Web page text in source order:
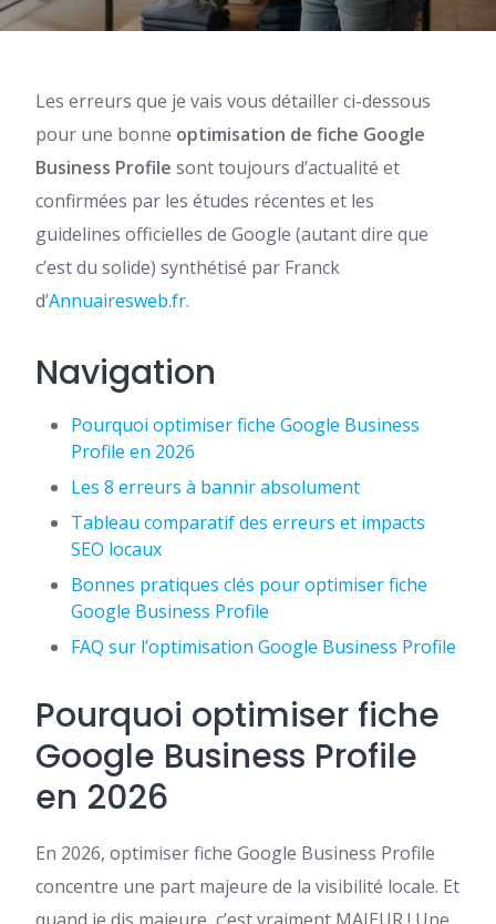
Les erreurs que je vais vous détailler ci-dessous
pour une bonne optimisation de fiche Google
Business Profile​ sont toujours d’actualité et
confirmées par les études récentes et les
guidelines officielles de Google (autant dire que
c’est du solide) synthétisé par Franck
d’Annuairesweb.fr.
Navigation
Pourquoi optimiser fiche Google Business
Profile en 2026
Les 8 erreurs à bannir absolument
Tableau comparatif des erreurs et impacts
SEO locaux
Bonnes pratiques clés pour optimiser fiche
Google Business Profile
FAQ sur l’optimisation Google Business Profile
Pourquoi optimiser fiche
Google Business Profile
en 2026
En 2026, optimiser fiche Google Business Profile
concentre une part majeure de la visibilité locale. Et